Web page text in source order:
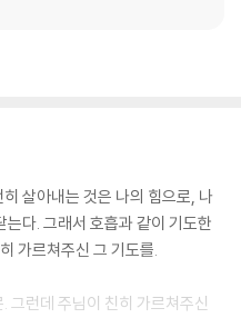
살아내는 것은 나의 힘으로, 나
다. 그래서 호흡과 같이 기도한
가르쳐주신 그 기도를.
그런데 주님이 친히 가르쳐주신